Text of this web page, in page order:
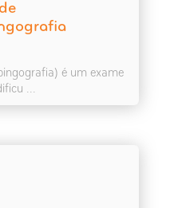
é um exame
...